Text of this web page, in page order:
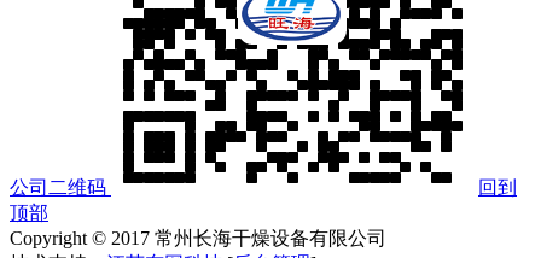
公司二维码
回到
顶部
Copyright © 2017 常州长海干燥设备有限公司